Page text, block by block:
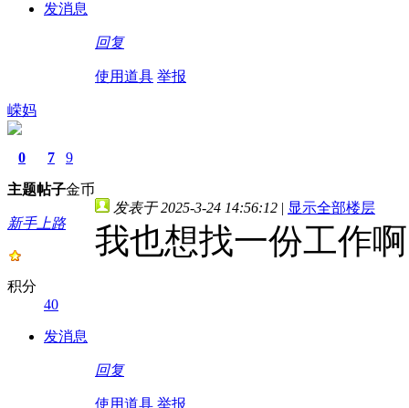
发消息
回复
使用道具 举报
嵘妈
0
主题
7
帖子
9
金币
新手上路
积分
40
发消息
发表于 2025-3-24 14:56:12 | 显示全部楼层
我也想找一份工作啊
回复
使用道具 举报